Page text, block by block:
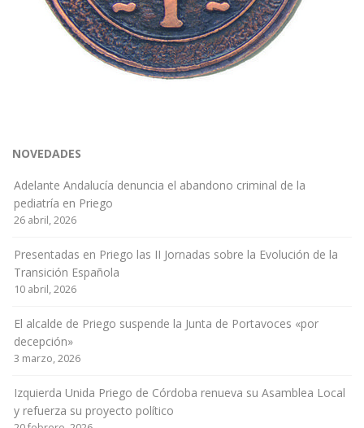
NOVEDADES
Adelante Andalucía denuncia el abandono criminal de la
pediatría en Priego
26 abril, 2026
Presentadas en Priego las II Jornadas sobre la Evolución de la
Transición Española
10 abril, 2026
El alcalde de Priego suspende la Junta de Portavoces «por
decepción»
3 marzo, 2026
Izquierda Unida Priego de Córdoba renueva su Asamblea Local
y refuerza su proyecto político